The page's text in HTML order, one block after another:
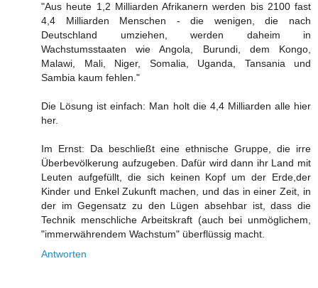
"Aus heute 1,2 Milliarden Afrikanern werden bis 2100 fast
4,4 Milliarden Menschen - die wenigen, die nach
Deutschland umziehen, werden daheim in
Wachstumsstaaten wie Angola, Burundi, dem Kongo,
Malawi, Mali, Niger, Somalia, Uganda, Tansania und
Sambia kaum fehlen."
Die Lösung ist einfach: Man holt die 4,4 Milliarden alle hier
her.
Im Ernst: Da beschließt eine ethnische Gruppe, die irre
Überbevölkerung aufzugeben. Dafür wird dann ihr Land mit
Leuten aufgefüllt, die sich keinen Kopf um der Erde,der
Kinder und Enkel Zukunft machen, und das in einer Zeit, in
der im Gegensatz zu den Lügen absehbar ist, dass die
Technik menschliche Arbeitskraft (auch bei unmöglichem,
"immerwährendem Wachstum" überflüssig macht.
Antworten